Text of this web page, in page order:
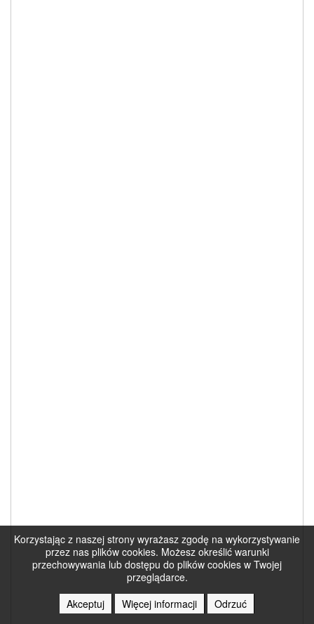
Korzystając z naszej strony wyrażasz zgodę na wykorzystywanie
przez nas plików cookies. Możesz określić warunki
przechowywania lub dostępu do plików cookies w Twojej
przeglądarce.
Akceptuj
Więcej informacji Odrzuć